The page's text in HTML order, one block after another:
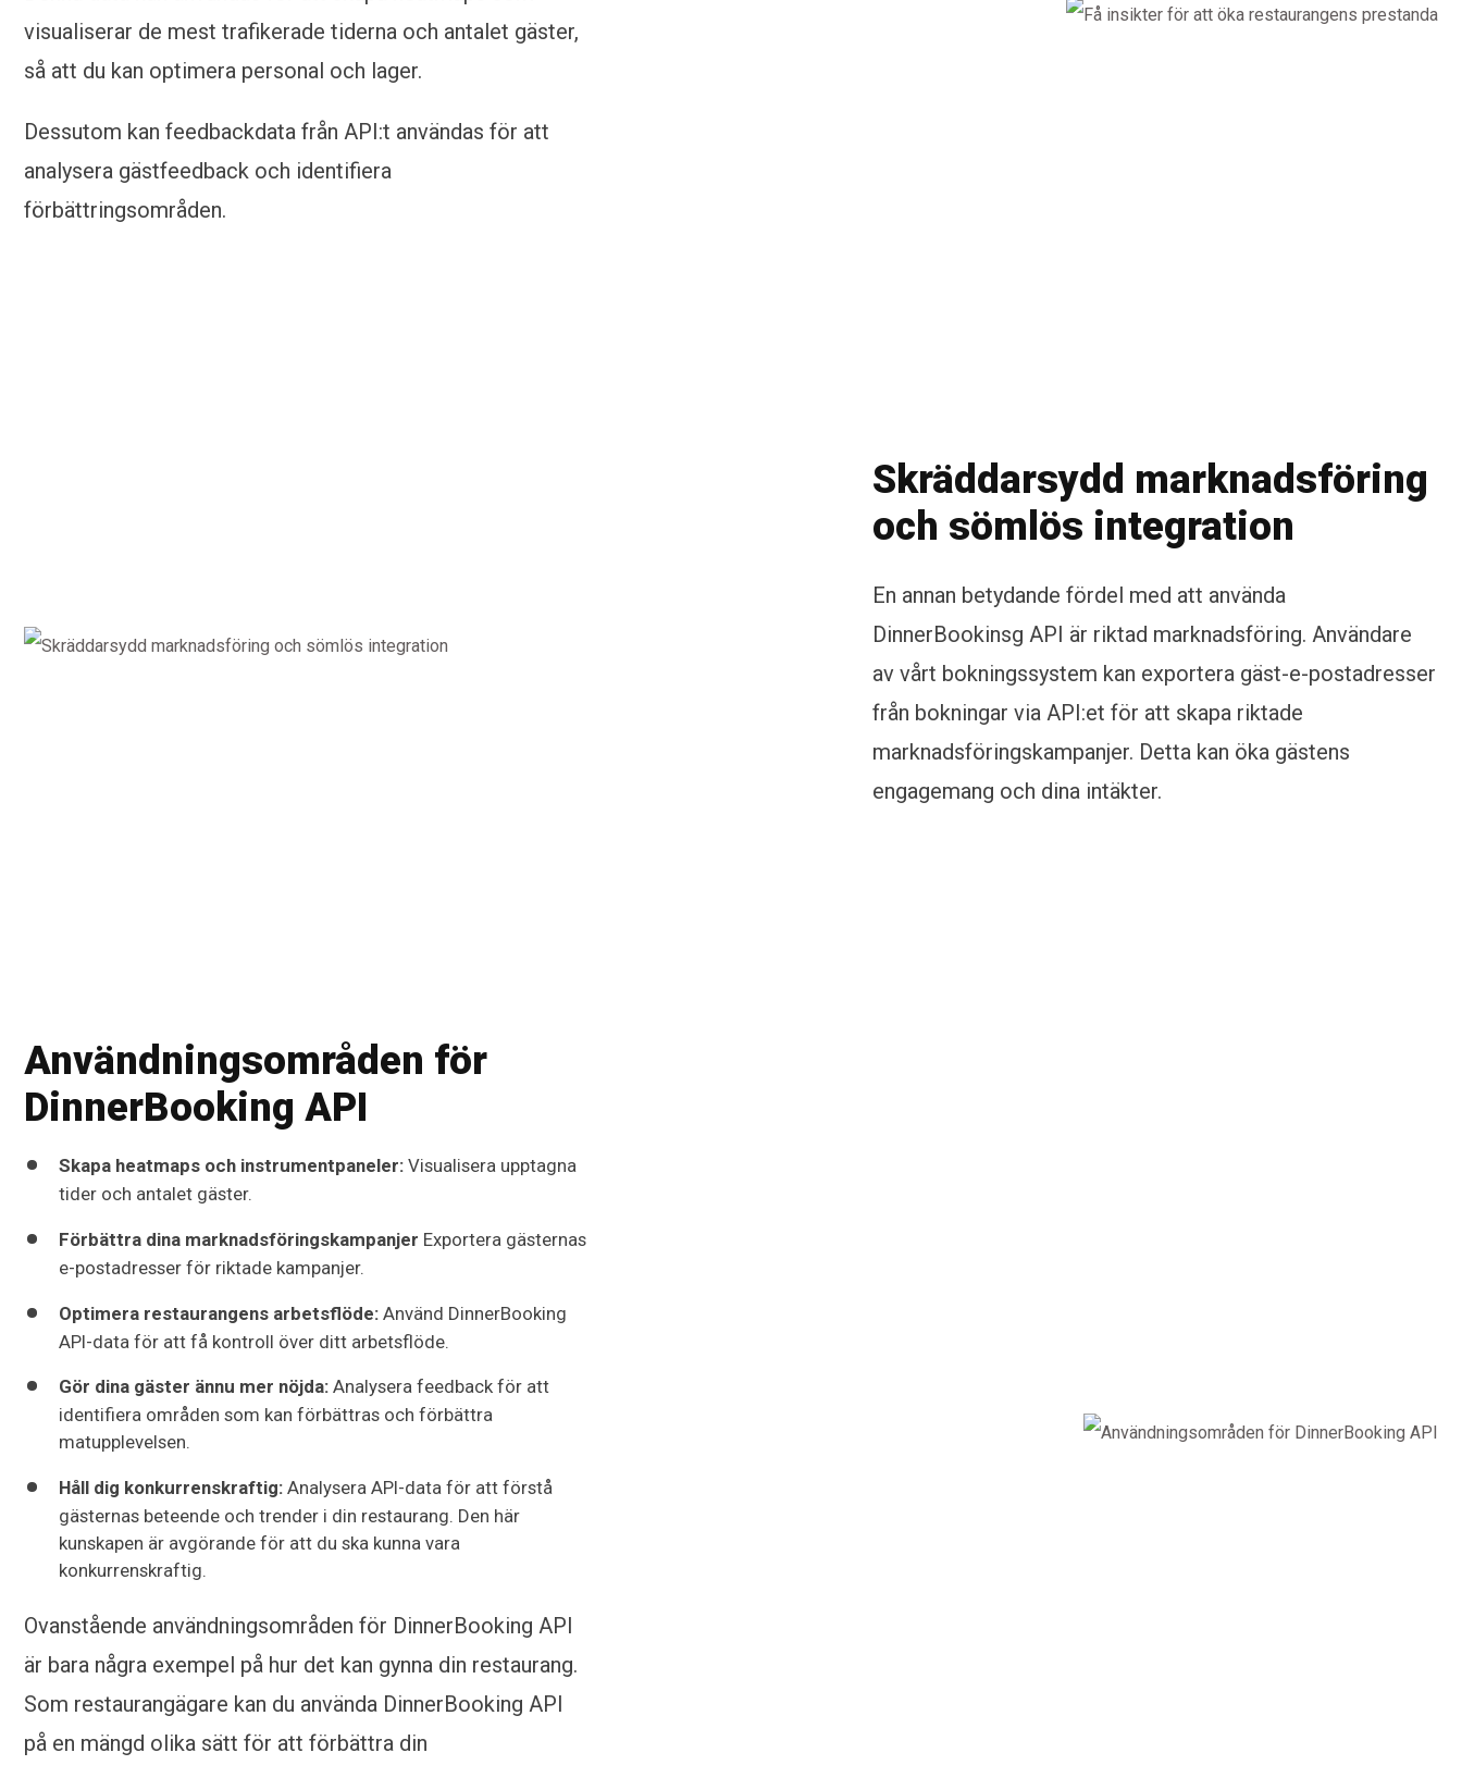
visualiserar de mest trafikerade tiderna och antalet gäster,
så att du kan optimera personal och lager.
Dessutom kan feedbackdata från API:t användas för att
analysera gästfeedback och identifiera
förbättringsområden.
Skräddarsydd marknadsföring
och sömlös integration
En annan betydande fördel med att använda
DinnerBookinsg API är riktad marknadsföring. Användare
av vårt bokningssystem kan exportera gäst-e-postadresser
från bokningar via API:et för att skapa riktade
marknadsföringskampanjer. Detta kan öka gästens
engagemang och dina intäkter.
Användningsområden för
DinnerBooking API
Skapa heatmaps och instrumentpaneler: Visualisera upptagna
tider och antalet gäster.
Förbättra dina marknadsföringskampanjer Exportera gästernas
e-postadresser för riktade kampanjer.
Optimera restaurangens arbetsflöde: Använd DinnerBooking
API-data för att få kontroll över ditt arbetsflöde.
Gör dina gäster ännu mer nöjda: Analysera feedback för att
identifiera områden som kan förbättras och förbättra
matupplevelsen.
Håll dig konkurrenskraftig: Analysera API-data för att förstå
gästernas beteende och trender i din restaurang. Den här
kunskapen är avgörande för att du ska kunna vara
konkurrenskraftig.
Ovanstående användningsområden för DinnerBooking API
är bara några exempel på hur det kan gynna din restaurang.
Som restaurangägare kan du använda DinnerBooking API
på en mängd olika sätt för att förbättra din